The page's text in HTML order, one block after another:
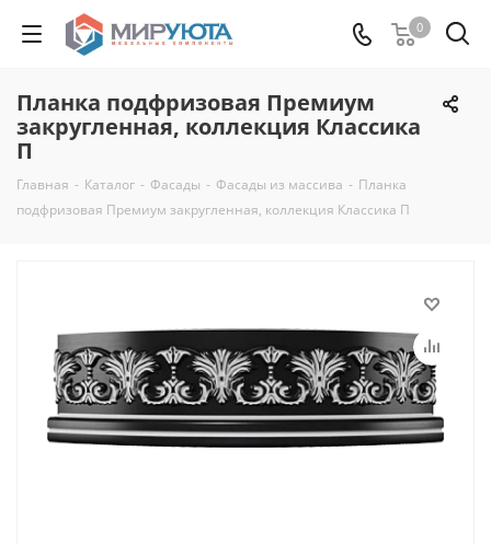
0
Планка подфризовая Премиум
закругленная, коллекция Классика
П
Главная - Каталог - Фасады - Фасады из массива - Планка
подфризовая Премиум закругленная, коллекция Классика П